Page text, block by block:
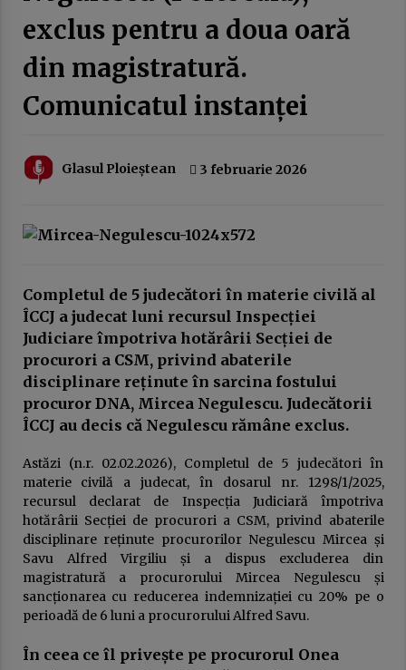
Generozitate externă, austeritate internă:
România între promisiuni globale și realități
locale
Austeritatea fără rezultate: cum sunt pedepsiți
10 februarie 2026
trebuie să te ghideze dorința de a face viața
Guvernul Bolojan taie iar de la elevi.
Programul național Vouchere culturale pentru
elevi a fost amânat pentru anul școlar 2027 –
2028
3 februarie 2026
Ziua Principatelor Române – între idealul
istoric și realitatea prezentului
24 ianuarie 2026
Frustrarea și invidia dintre două lumi ale
muncii: multinaționalele și administrația
publică
23 ianuarie 2026
USR sau cum a fost compromisă ideea de
„alternativă”. Povestea unui eșec anunțat
16 ianuarie 2026
salariile, urmează concedieri masive,
concursuri pe post şi indicatori de
exclus pentru a doua oară
din magistratură.
Comunicatul instanței
Glasul Ploieștean 3 februarie 2026
Completul de 5 judecători în materie civilă al
ÎCCJ a judecat luni recursul Inspecției
Judiciare împotriva hotărârii Secției de
procurori a CSM, privind abaterile
disciplinare reținute în sarcina fostului
procuror DNA, Mircea Negulescu. Judecătorii
ÎCCJ au decis că Negulescu rămâne exclus.
Astăzi (n.r. 02.02.2026), Completul de 5 judecători în
materie civilă a judecat, în dosarul nr. 1298/1/2025,
recursul declarat de Inspecția Judiciară împotriva
hotărârii Secției de procurori a CSM, privind abaterile
disciplinare reținute procurorilor Negulescu Mircea și
Savu Alfred Virgiliu și a dispus excluderea din
magistratură a procurorului Mircea Negulescu și
sancționarea cu reducerea indemnizației cu 20% pe o
perioadă de 6 luni a procurorului Alfred Savu.
În ceea ce îl privește pe procurorul Onea